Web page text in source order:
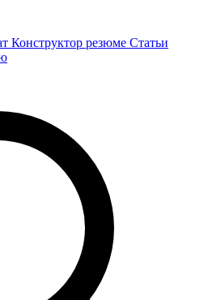
Конструктор резюме Статьи